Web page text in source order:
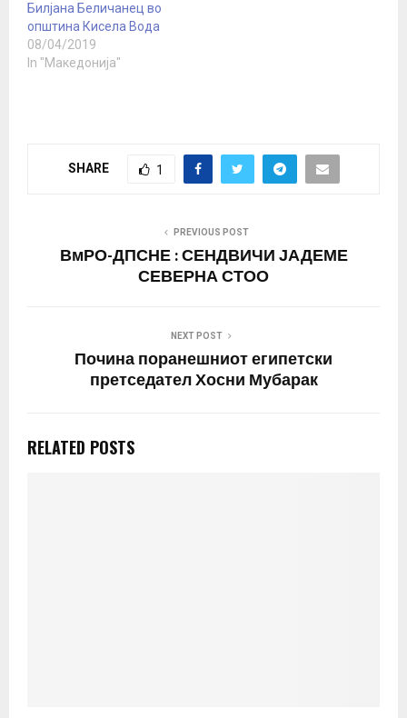
Билјана Беличанец во
општина Кисела Вода
08/04/2019
In "Македонија"
SHARE 1
PREVIOUS POST
ВмРО-ДПСНЕ : СЕНДВИЧИ ЈАДЕМЕ
СЕВЕРНА СТОО
NEXT POST
Почина поранешниот египетски
претседател Хосни Мубарак
RELATED POSTS